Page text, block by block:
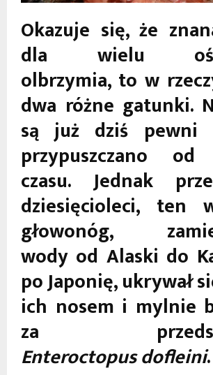
Okazuje się, że
dla wielu
olbrzymia, to w
dwa różne gatunki.
są już dziś pewni
przypuszczano od
czasu. Jednak
dziesięcioleci, ten
głowonóg,
wody od Alaski do
po Japonię, ukrywał
ich nosem i mylnie
za
Enteroctopus dofleini.